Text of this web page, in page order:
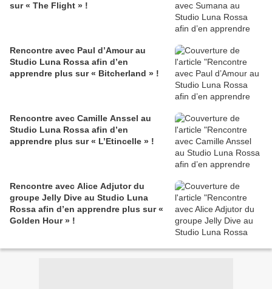
sur « The Flight » !
Rencontre avec Paul d’Amour au
Studio Luna Rossa afin d’en
apprendre plus sur « Bitcherland » !
Rencontre avec Camille Anssel au
Studio Luna Rossa afin d’en
apprendre plus sur « L’Etincelle » !
Rencontre avec Alice Adjutor du
groupe Jelly Dive au Studio Luna
Rossa afin d’en apprendre plus sur «
Golden Hour » !